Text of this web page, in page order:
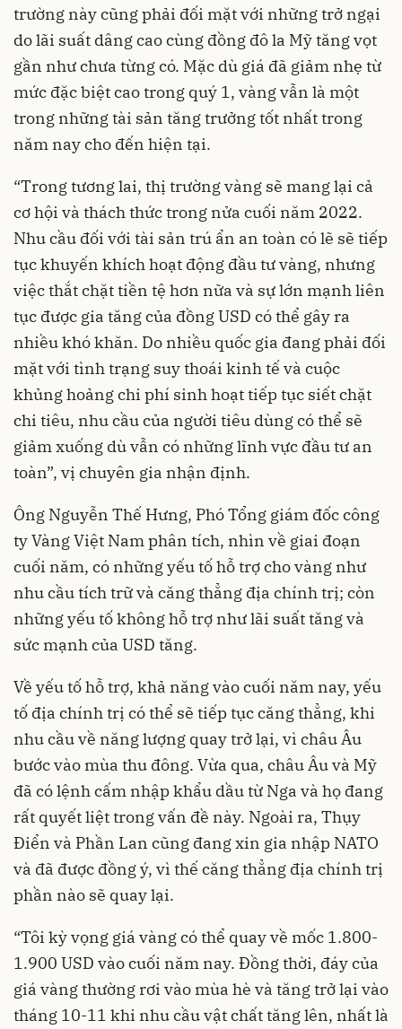
trường này cũng phải đối mặt với những trở ngại
do lãi suất dâng cao cùng đồng đô la Mỹ tăng vọt
gần như chưa từng có. Mặc dù giá đã giảm nhẹ từ
mức đặc biệt cao trong quý 1, vàng vẫn là một
trong những tài sản tăng trưởng tốt nhất trong
năm nay cho đến hiện tại.
“Trong tương lai, thị trường vàng sẽ mang lại cả
cơ hội và thách thức trong nửa cuối năm 2022.
Nhu cầu đối với tài sản trú ẩn an toàn có lẽ sẽ tiếp
tục khuyến khích hoạt động đầu tư vàng, nhưng
việc thắt chặt tiền tệ hơn nữa và sự lớn mạnh liên
tục được gia tăng của đồng USD có thể gây ra
nhiều khó khăn. Do nhiều quốc gia đang phải đối
mặt với tình trạng suy thoái kinh tế và cuộc
khủng hoảng chi phí sinh hoạt tiếp tục siết chặt
chi tiêu, nhu cầu của người tiêu dùng có thể sẽ
giảm xuống dù vẫn có những lĩnh vực đầu tư an
toàn”, vị chuyên gia nhận định.
Ông Nguyễn Thế Hưng, Phó Tổng giám đốc công
ty Vàng Việt Nam phân tích, nhìn về giai đoạn
cuối năm, có những yếu tố hỗ trợ cho vàng như
nhu cầu tích trữ và căng thẳng địa chính trị; còn
những yếu tố không hỗ trợ như lãi suất tăng và
sức mạnh của USD tăng.
Về yếu tố hỗ trợ, khả năng vào cuối năm nay, yếu
tố địa chính trị có thể sẽ tiếp tục căng thẳng, khi
nhu cầu về năng lượng quay trở lại, vì châu Âu
bước vào mùa thu đông. Vừa qua, châu Âu và Mỹ
đã có lệnh cấm nhập khẩu dầu từ Nga và họ đang
rất quyết liệt trong vấn đề này. Ngoài ra, Thụy
Điển và Phần Lan cũng đang xin gia nhập NATO
và đã được đồng ý, vì thế căng thẳng địa chính trị
phần nào sẽ quay lại.
“Tôi kỳ vọng giá vàng có thể quay về mốc 1.800-
1.900 USD vào cuối năm nay. Đồng thời, đáy của
giá vàng thường rơi vào mùa hè và tăng trở lại vào
tháng 10-11 khi nhu cầu vật chất tăng lên, nhất là